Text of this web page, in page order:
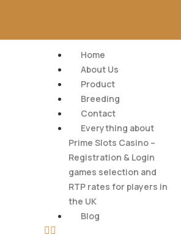
Home
About Us
Product
Breeding
Contact
Everything about
Prime Slots Casino –
Registration & Login
games selection and
RTP rates for players in
the UK
Blog